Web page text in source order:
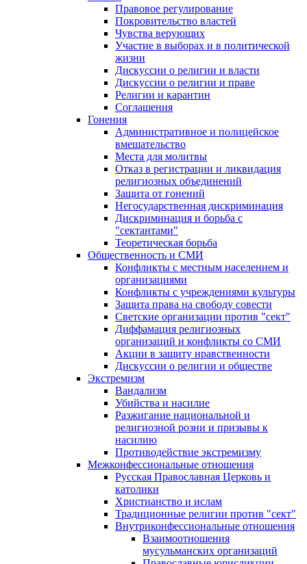
Правовое регулирование
Покровительство властей
Чувства верующих
Участие в выборах и в политической
жизни
Дискуссии о религии и власти
Дискуссии о религии и праве
Религии и карантин
Соглашения
Гонения
Административное и полицейское
вмешательство
Места для молитвы
Отказ в регистрации и ликвидация
религиозных объединений
Защита от гонений
Негосударственная дискриминация
Дискриминация и борьба с
"сектантами"
Теоретическая борьба
Общественность и СМИ
Конфликты с местным населением и
организациями
Конфликты с учреждениями культуры
Защита права на свободу совести
Светские организации против "сект"
Диффамация религиозных
организаций и конфликты со СМИ
Акции в защиту нравственности
Дискуссии о религии и обществе
Экстремизм
Вандализм
Убийства и насилие
Разжигание национальной и
религиозной розни и призывы к
насилию
Противодействие экстремизму
Межконфессиональные отношения
Русская Православная Церковь и
католики
Христианство и ислам
Традиционные религии против "сект"
Внутриконфессиональные отношения
Взаимоотношения
мусульманских организаций